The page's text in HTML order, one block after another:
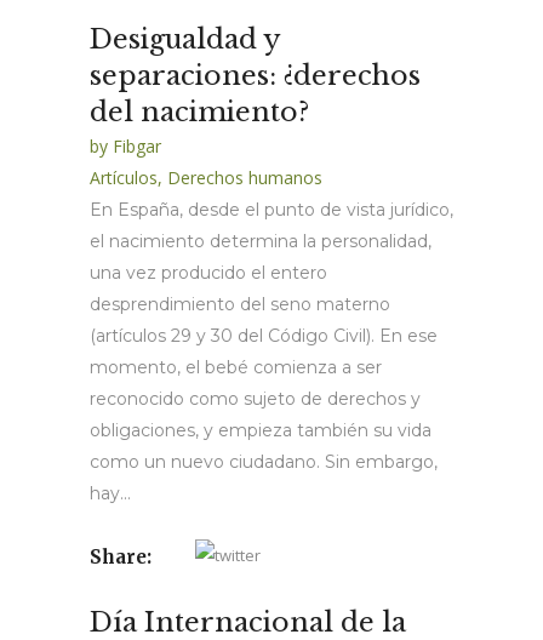
Desigualdad y
separaciones: ¿derechos
del nacimiento?
by Fibgar
Artículos, Derechos humanos
En España, desde el punto de vista jurídico,
el nacimiento determina la personalidad,
una vez producido el entero
desprendimiento del seno materno
(artículos 29 y 30 del Código Civil). En ese
momento, el bebé comienza a ser
reconocido como sujeto de derechos y
obligaciones, y empieza también su vida
como un nuevo ciudadano. Sin embargo,
hay...
Share:
Día Internacional de la